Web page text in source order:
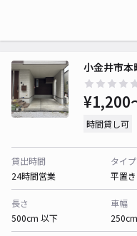
小金井市本
¥1,200
時間貸し可
貸出時間
24時間営業
タイプ
平置き
長さ
500cm 以下
車幅